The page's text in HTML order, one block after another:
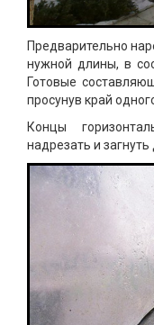
Предварительно
нужной длины, в
Готовые
просунув край
Концы
надрезать и